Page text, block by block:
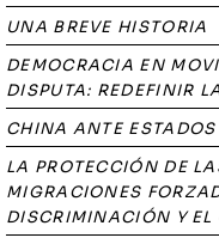
UNA BREVE HISTORIA
DEMOCRACIA EN
DISPUTA: REDEFINIR
CHINA ANTE
LA PROTECCIÓN DE
MIGRACIONES
DISCRIMINACIÓN Y